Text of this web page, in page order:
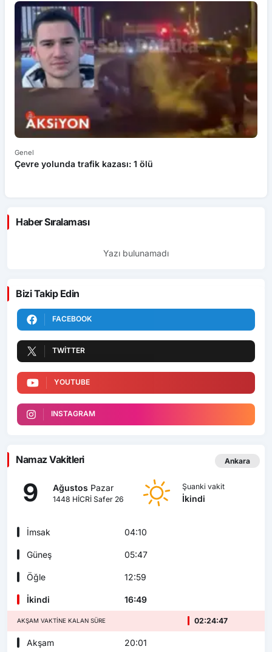
Genel
Çevre yolunda trafik kazası: 1 ölü
Haber Sıralaması
Yazı bulunamadı
Bizi Takip Edin
FACEBOOK
TWITTER
YOUTUBE
INSTAGRAM
Namaz Vakitleri Ankara
9 Ağustos Pazar
1448 HİCRİ Safer 26
Şuanki vakit
İkindi
İmsak 04:10
Güneş 05:47
Öğle 12:59
İkindi 16:49
AKŞAM VAKTINE KALAN SÜRE 02:24:46
Akşam 20:01